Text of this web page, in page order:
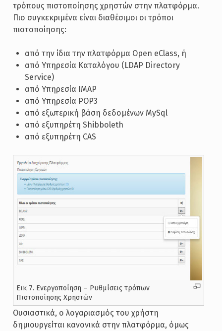
τρόπους πιστοποίησης χρηστών στην πλατφόρμα.
Πιο συγκεκριμένα είναι διαθέσιμοι οι τρόποι
πιστοποίησης:
από την ίδια την πλατφόρμα Open eClass, ή
από Υπηρεσία Καταλόγου (LDAP Directory
Service)
από Υπηρεσία IMAP
από Υπηρεσία POP3
από εξωτερική βάση δεδομένων MySql
από εξυπηρέτη Shibboleth
από εξυπηρέτη CAS
Εικ 7. Ενεργοποίηση – Ρυθμίσεις τρόπων
Πιστοποίησης Χρηστών
Ουσιαστικά, ο λογαριασμός του χρήστη
δημιουργείται κανονικά στην πλατφόρμα, όμως